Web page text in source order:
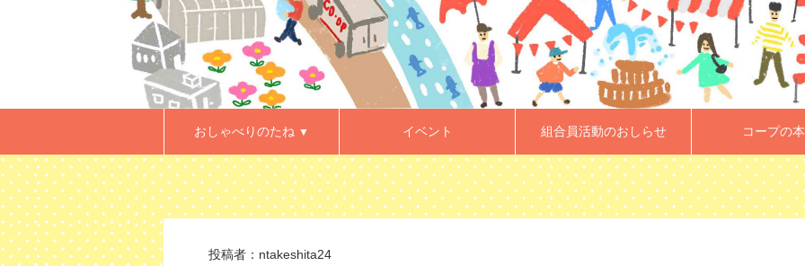
おしゃべりのたね ▼ イベント 組合員活動のおしらせ コープの
投稿者： ntakeshita24